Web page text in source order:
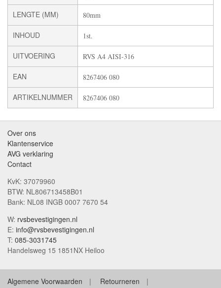
LENGTE (MM) 80mm
INHOUD 1st.
UITVOERING RVS A4 AISI-316
EAN 8267406 080
ARTIKELNUMMER 8267406 080
Over ons
Klantenservice
AVG verklaring
Contact
KvK: 37079960
BTW: NL806713458B01
Bank: NL08 INGB 0007 7670 54
W: rvsbevestigingen.nl
E: info@rvsbevestigingen.nl
T: 085-3031745
Handelsweg 15 1851NX Heiloo
Algemene Voorwaarden
Retourneren